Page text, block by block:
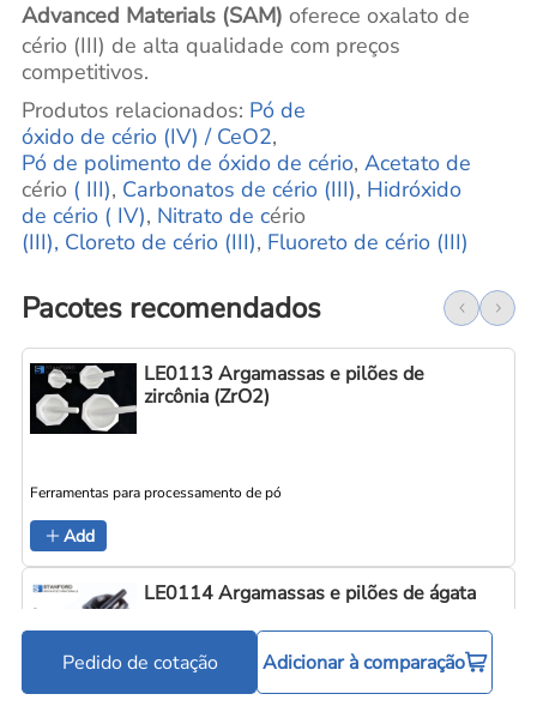
Advanced Materials (SAM) oferece oxalato de
cério (III) de alta qualidade com preços
competitivos.
Produtos relacionados: Pó de
óxido de cério (IV) / CeO2,
Pó de polimento de óxido de cério, Acetato de
cério ( III), Carbonatos de cério (III), Hidróxido
de cério ( IV), Nitrato de cério
(III), Cloreto de cério (III), Fluoreto de cério (III)
Pacotes recomendados
LE0113 Argamassas e pilões de
zircônia (ZrO2)
Ferramentas para processamento de pó
Add
LE0114 Argamassas e pilões de ágata
Pedido de cotação Adicionar à comparação